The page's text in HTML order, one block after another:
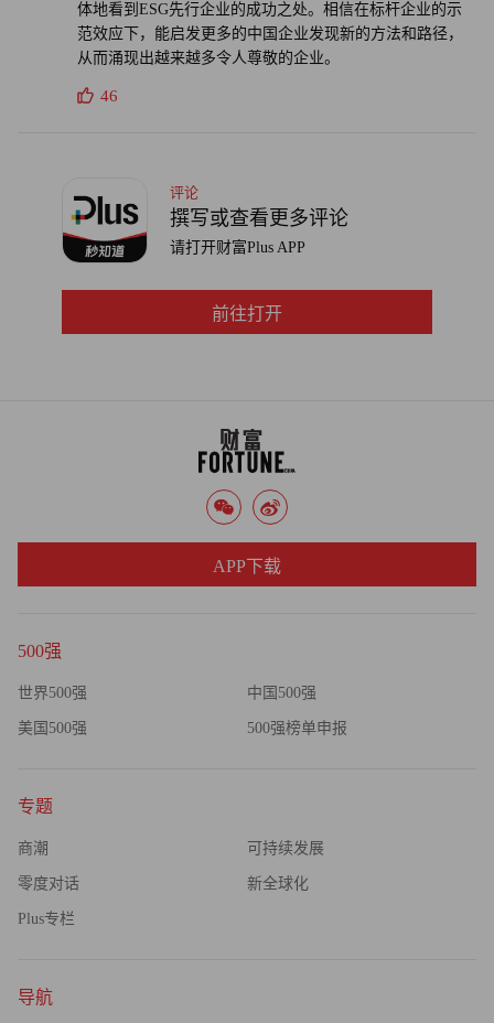
体地看到ESG先行企业的成功之处。相信在标杆企业的示
范效应下，能启发更多的中国企业发现新的方法和路径，
从而涌现出越来越多令人尊敬的企业。
46
评论
撰写或查看更多评论
请打开财富Plus APP
前往打开
500强
世界500强 中国500强
美国500强 500强榜单申报
专题
商潮 可持续发展
零度对话 新全球化
Plus专栏
导航
APP下载